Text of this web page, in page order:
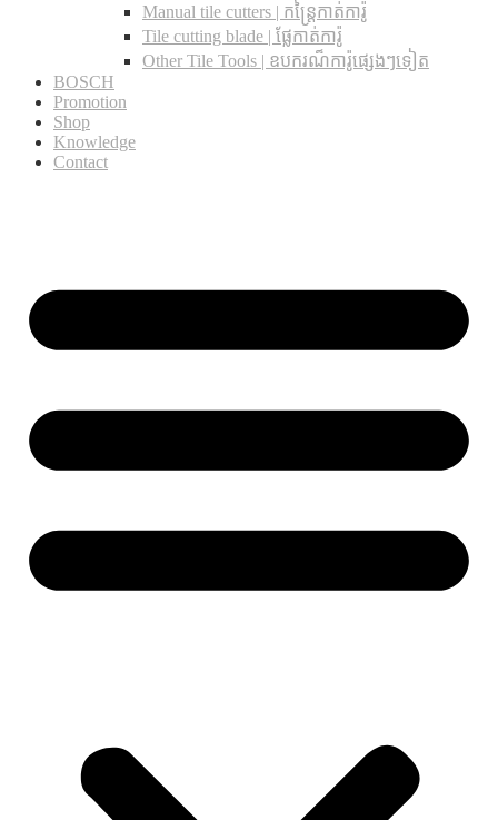
Manual tile cutters | កន្ត្រៃកាត់ការ៉ូ
Tile cutting blade | ផ្លែកាត់ការ៉ូ
Other Tile Tools | ឧបករណ៏ការ៉ូផ្សេងៗទៀត
BOSCH
Promotion
Shop
Knowledge
Contact